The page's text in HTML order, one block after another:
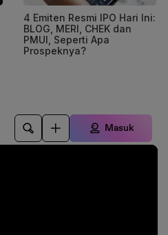
4 Emiten Resmi IPO Hari Ini:
BLOG, MERI, CHEK dan
PMUI, Seperti Apa
Prospeknya?